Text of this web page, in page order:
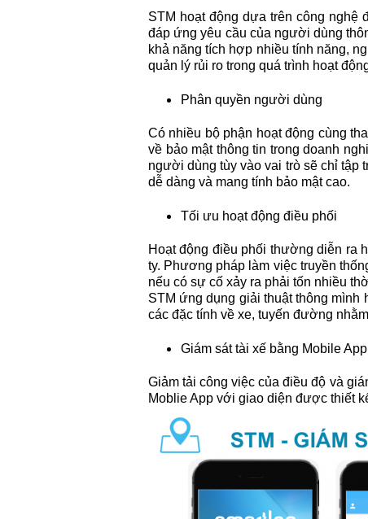
STM hoạt động dựa trên công nghệ
đáp ứng yêu cầu của người dùng
khả năng tích hợp nhiều tính năng,
quản lý rủi ro trong quá trình hoạt
Phân quyền người dùng
Có nhiều bộ phận hoạt động cùng
về bảo mật thông tin trong doanh
người dùng tùy vào vai trò sẽ chỉ tập
dễ dàng và mang tính bảo mật cao.
Tối ưu hoạt động điều phối
Hoạt động điều phối thường diễn ra
ty. Phương pháp làm việc truyền
nếu có sự cố xảy ra phải tốn nhiều
STM ứng dụng giải thuật thông
các đặc tính về xe, tuyến đường
Giám sát tài xế bằng Mobile App
Giảm tải công việc của điều độ và
Moblie App với giao diện được thiết